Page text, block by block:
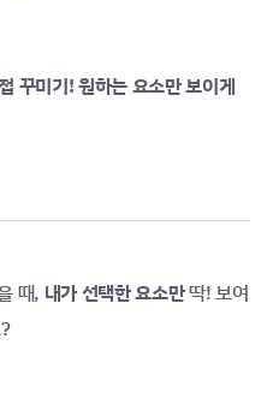
꾸미기! 원하는 요소만 보이게
때, 내가 선택한 요소만 딱! 보여